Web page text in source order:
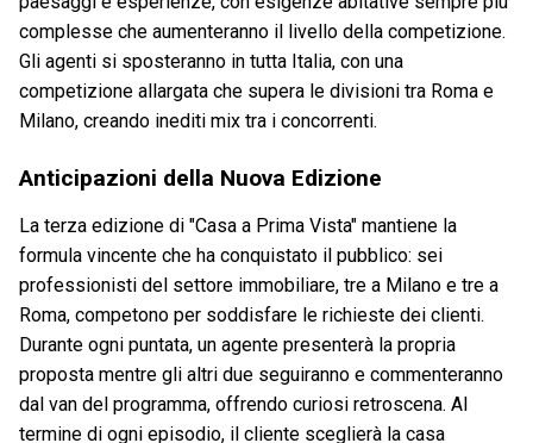
complesse che aumenteranno il livello della competizione.
Gli agenti si sposteranno in tutta Italia, con una
competizione allargata che supera le divisioni tra Roma e
Milano, creando inediti mix tra i concorrenti.
Anticipazioni della Nuova Edizione
La terza edizione di "Casa a Prima Vista" mantiene la
formula vincente che ha conquistato il pubblico: sei
professionisti del settore immobiliare, tre a Milano e tre a
Roma, competono per soddisfare le richieste dei clienti.
Durante ogni puntata, un agente presenterà la propria
proposta mentre gli altri due seguiranno e commenteranno
dal van del programma, offrendo curiosi retroscena. Al
termine di ogni episodio, il cliente sceglierà la casa